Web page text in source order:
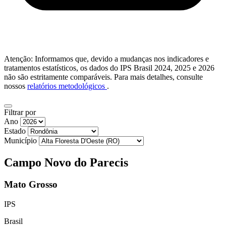
Atenção: Informamos que, devido a mudanças nos indicadores e
tratamentos estatísticos, os dados do IPS Brasil 2024, 2025 e 2026
não são estritamente comparáveis. Para mais detalhes, consulte
nossos relatórios metodológicos .
Filtrar por
Ano
Estado
Município
Campo Novo do Parecis
Mato Grosso
IPS
Brasil